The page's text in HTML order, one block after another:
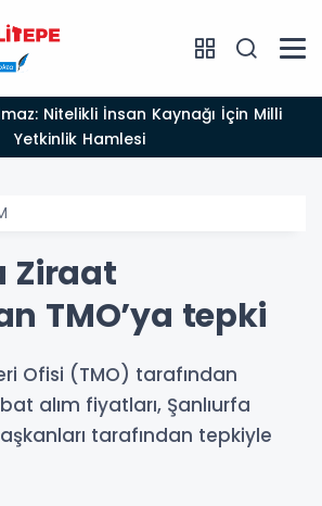
Yetkinlik Hamlesi
Ziraat
TMO’ya tepki
Ofisi (TMO) tarafından
alım fiyatları, Şanlıurfa
tarafından tepkiyle